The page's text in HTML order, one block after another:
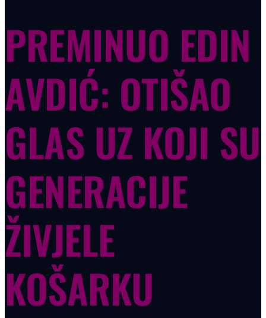
PREMINUO EDIN
AVDIĆ: OTIŠAO
GLAS UZ KOJI SU
GENERACIJE
ŽIVJELE
KOŠARKU